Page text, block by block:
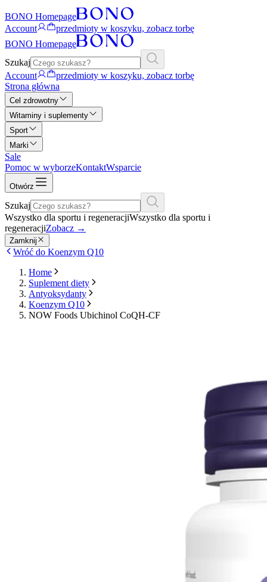
BONO Homepage
Account
przedmioty w koszyku, zobacz torbę
BONO Homepage
Szukaj
Account
przedmioty w koszyku, zobacz torbę
Strona główna
Cel zdrowotny
Witaminy i suplementy
Sport
Marki
Sale
Pomoc w wyborzeKontaktWsparcie
Otwórz
Szukaj
Wszystko dla sportu i regeneracjiWszystko dla sportu i
regeneracjiZobacz →
Zamknij
Wróć do Koenzym Q10
Home
Suplement diety
Antyoksydanty
Koenzym Q10
NOW Foods Ubichinol CoQH-CF